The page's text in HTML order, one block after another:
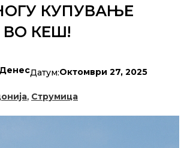
КУПУВАЊЕ
КЕШ!
Датум:Октомври 27, 2025
, Струмица